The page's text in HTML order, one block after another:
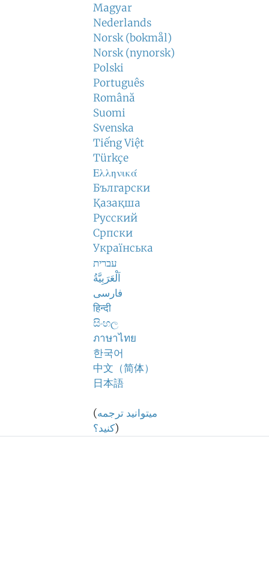
Magyar
Nederlands
Norsk (bokmål)
Norsk (nynorsk)
Polski
Português
Română
Suomi
Svenska
Tiếng Việt
Türkçe
Ελληνικά
Български
Қазақша
Русский
Српски
Українська
עברית
اَلْعَرَبِيَّةُ
فارسی
हिन्दी
සිංහල
ภาษาไทย
한국어
中文（简体）
日本語
(میتوانید ترجمه
کنید؟)